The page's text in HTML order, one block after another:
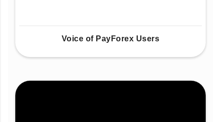
Voice of PayForex Users